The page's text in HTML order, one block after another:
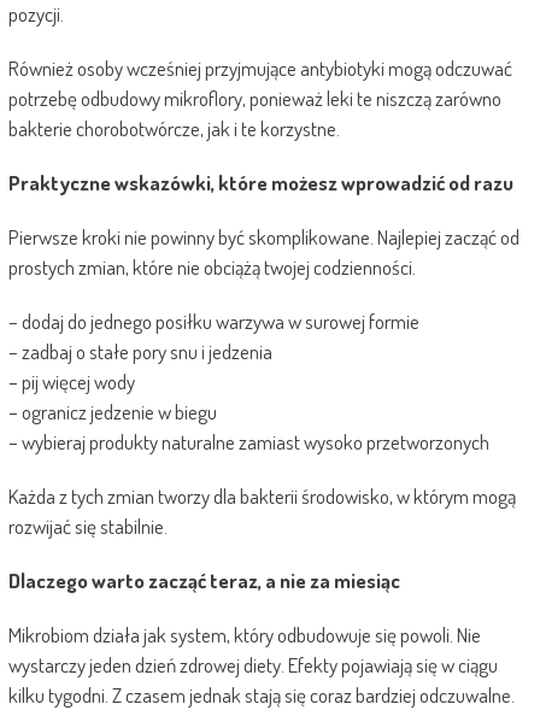
pozycji.
Również osoby wcześniej przyjmujące antybiotyki mogą odczuwać
potrzebę odbudowy mikroflory, ponieważ leki te niszczą zarówno
bakterie chorobotwórcze, jak i te korzystne.
Praktyczne wskazówki, które możesz wprowadzić od razu
Pierwsze kroki nie powinny być skomplikowane. Najlepiej zacząć od
prostych zmian, które nie obciążą twojej codzienności.
– dodaj do jednego posiłku warzywa w surowej formie
– zadbaj o stałe pory snu i jedzenia
– pij więcej wody
– ogranicz jedzenie w biegu
– wybieraj produkty naturalne zamiast wysoko przetworzonych
Każda z tych zmian tworzy dla bakterii środowisko, w którym mogą
rozwijać się stabilnie.
Dlaczego warto zacząć teraz, a nie za miesiąc
Mikrobiom działa jak system, który odbudowuje się powoli. Nie
wystarczy jeden dzień zdrowej diety. Efekty pojawiają się w ciągu
kilku tygodni. Z czasem jednak stają się coraz bardziej odczuwalne.